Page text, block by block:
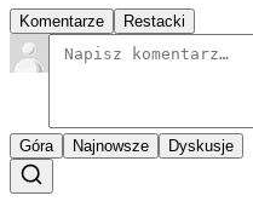
Komentarze Restacki
Góra Najnowsze Dyskusje